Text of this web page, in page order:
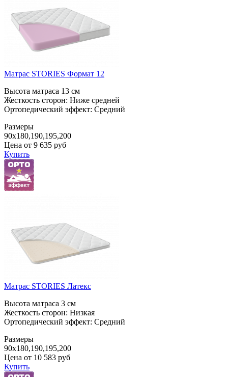
Матрас STORIES Формат 12
Высота матраса 13 см
Жесткость сторон: Ниже средней
Ортопедический эффект: Средний
Размеры
90x180,190,195,200
Цена от 9 635 руб
Купить
Матрас STORIES Латекс
Высота матраса 3 см
Жесткость сторон: Низкая
Ортопедический эффект: Средний
Размеры
90x180,190,195,200
Цена от 10 583 руб
Купить